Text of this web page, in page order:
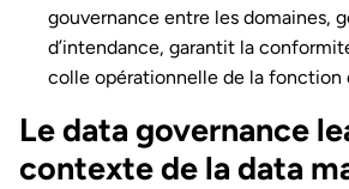
gouvernance entre les domaines,
d’intendance, garantit la
colle opérationnelle de la fonction
Le data governance
contexte de la data